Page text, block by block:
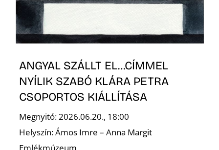
ANGYAL SZÁLLT EL…CÍMMEL
NYÍLIK SZABÓ KLÁRA PETRA
CSOPORTOS KIÁLLÍTÁSA
Megnyitó: 2026.06.20., 18:00
Helyszín: Ámos Imre – Anna Margit